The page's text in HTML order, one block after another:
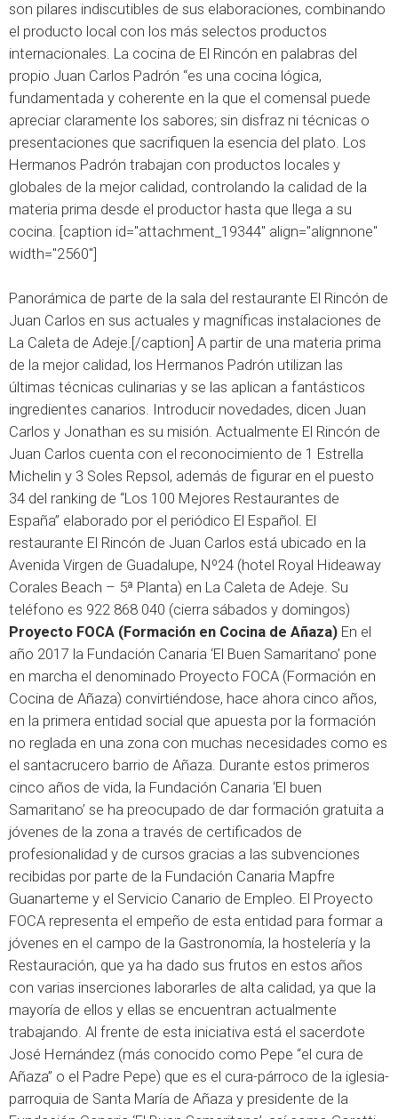
son pilares indiscutibles de sus elaboraciones, combinando
el producto local con los más selectos productos
internacionales. La cocina de El Rincón en palabras del
propio Juan Carlos Padrón “es una cocina lógica,
fundamentada y coherente en la que el comensal puede
apreciar claramente los sabores; sin disfraz ni técnicas o
presentaciones que sacrifiquen la esencia del plato. Los
Hermanos Padrón trabajan con productos locales y
globales de la mejor calidad, controlando la calidad de la
materia prima desde el productor hasta que llega a su
cocina. [caption id="attachment_19344" align="alignnone"
width="2560"]
Panorámica de parte de la sala del restaurante El Rincón de
Juan Carlos en sus actuales y magníficas instalaciones de
La Caleta de Adeje.[/caption] A partir de una materia prima
de la mejor calidad, los Hermanos Padrón utilizan las
últimas técnicas culinarias y se las aplican a fantásticos
ingredientes canarios. Introducir novedades, dicen Juan
Carlos y Jonathan es su misión. Actualmente El Rincón de
Juan Carlos cuenta con el reconocimiento de 1 Estrella
Michelin y 3 Soles Repsol, además de figurar en el puesto
34 del ranking de “Los 100 Mejores Restaurantes de
España” elaborado por el periódico El Español. El
restaurante El Rincón de Juan Carlos está ubicado en la
Avenida Virgen de Guadalupe, Nº24 (hotel Royal Hideaway
Corales Beach – 5ª Planta) en La Caleta de Adeje. Su
teléfono es 922 868 040 (cierra sábados y domingos)
Proyecto FOCA (Formación en Cocina de Añaza) En el
año 2017 la Fundación Canaria ‘El Buen Samaritano’ pone
en marcha el denominado Proyecto FOCA (Formación en
Cocina de Añaza) convirtiéndose, hace ahora cinco años,
en la primera entidad social que apuesta por la formación
no reglada en una zona con muchas necesidades como es
el santacrucero barrio de Añaza. Durante estos primeros
cinco años de vida, la Fundación Canaria ‘El buen
Samaritano’ se ha preocupado de dar formación gratuita a
jóvenes de la zona a través de certificados de
profesionalidad y de cursos gracias a las subvenciones
recibidas por parte de la Fundación Canaria Mapfre
Guanarteme y el Servicio Canario de Empleo. El Proyecto
FOCA representa el empeño de esta entidad para formar a
jóvenes en el campo de la Gastronomía, la hostelería y la
Restauración, que ya ha dado sus frutos en estos años
con varias inserciones laborarles de alta calidad, ya que la
mayoría de ellos y ellas se encuentran actualmente
trabajando. Al frente de esta iniciativa está el sacerdote
José Hernández (más conocido como Pepe “el cura de
Añaza” o el Padre Pepe) que es el cura-párroco de la iglesia-
parroquia de Santa María de Añaza y presidente de la